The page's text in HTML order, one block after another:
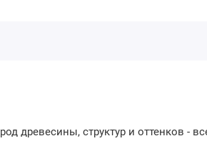
древесины, структур и оттенков -